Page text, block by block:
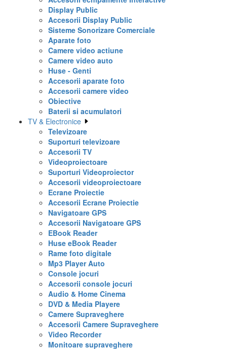
Display Public
Accesorii Display Public
Sisteme Sonorizare Comerciale
Aparate foto
Camere video actiune
Camere video auto
Huse - Genti
Accesorii aparate foto
Accesorii camere video
Obiective
Baterii si acumulatori
TV & Electronice
Televizoare
Suporturi televizoare
Accesorii TV
Videoproiectoare
Suporturi Videoproiector
Accesorii videoproiectoare
Ecrane Proiectie
Accesorii Ecrane Proiectie
Navigatoare GPS
Accesorii Navigatoare GPS
EBook Reader
Huse eBook Reader
Rame foto digitale
Mp3 Player Auto
Console jocuri
Accesorii console jocuri
Audio & Home Cinema
DVD & Media Playere
Camere Supraveghere
Accesorii Camere Supraveghere
Video Recorder
Monitoare supraveghere